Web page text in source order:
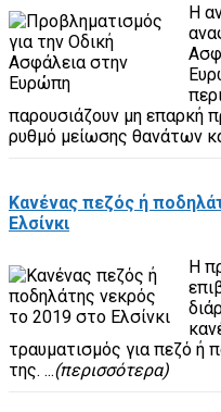
Η
παρουσιάζουν μη επαρκή
ρυθμό μείωσης θανάτων
Κανένας πεζός ή
Ελσίνκι
Η
τραυματισμός για πεζό ή
της. ...(περισσότερα)